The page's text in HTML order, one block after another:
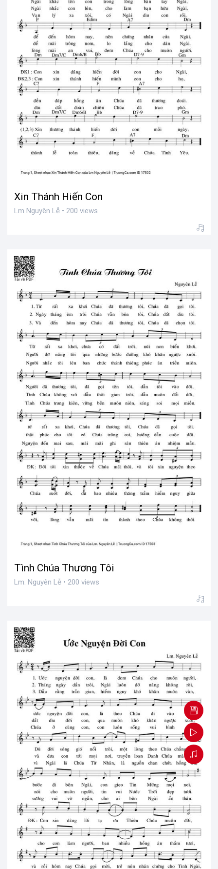
Xin Thánh Hiến Con
Lm Nguyên Lễ • 200 views
Tình Chúa Thương Tôi
Lm. Nguyên Lễ • 200 views